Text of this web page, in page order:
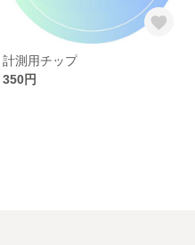
計測用チップ
350円